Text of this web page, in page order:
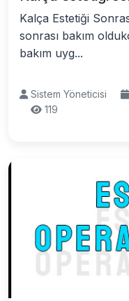
Kalça Estetiği
sonrası bakım
bakım uyg...
Sistem Yöneticisi
119